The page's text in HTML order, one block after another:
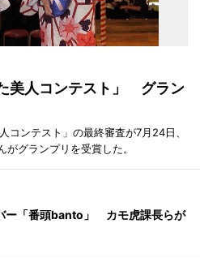
美人コンテスト」 グラン
コンテスト」の最終審査が7月24日、
グランプリを受賞した。
ー「番頭banto」 カモ虎課長らが